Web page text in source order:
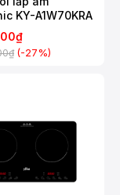
KY-A1W70KRA
(-27%)